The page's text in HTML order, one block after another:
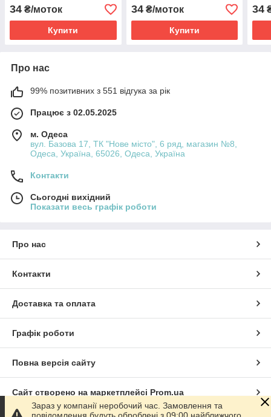
34 ₴/моток
Купити
34₴/моток
Купити
34
Про нас
99% позитивних з 551 відгука за рік
Працює з 02.05.2025
м. Одеса
вул. Базова 17, ТК "Нове місто", 6 ряд, магазин №8,
Одеса, Україна, 65026, Одеса, Україна
Контакти
Сьогодні вихідний
Показати весь графік роботи
Про нас
Контакти
Доставка та оплата
Графік роботи
Повна версія сайту
Сайт створено на маркетплейсі Prom.ua
Зараз у компанії неробочий час. Замовлення та